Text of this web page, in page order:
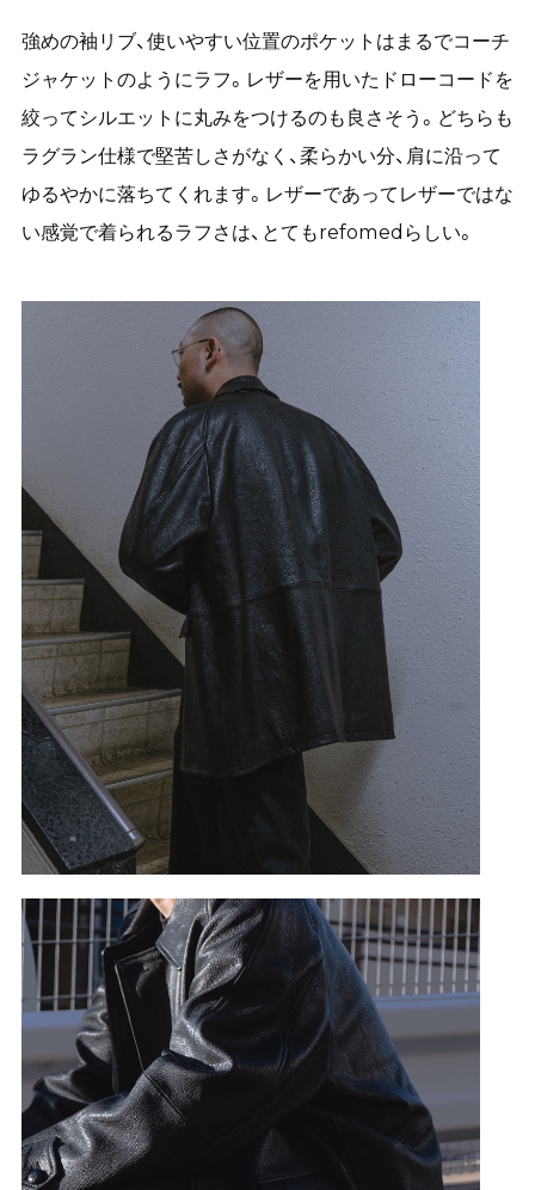
強めの袖リブ、使いやすい位置のポケットはまるでコーチ
ジャケットのようにラフ。レザーを用いたドローコードを
絞ってシルエットに丸みをつけるのも良さそう。どちらも
ラグラン仕様で堅苦しさがなく、柔らかい分、肩に沿って
ゆるやかに落ちてくれます。レザーであってレザーではな
い感覚で着られるラフさは、とてもrefomedらしい。